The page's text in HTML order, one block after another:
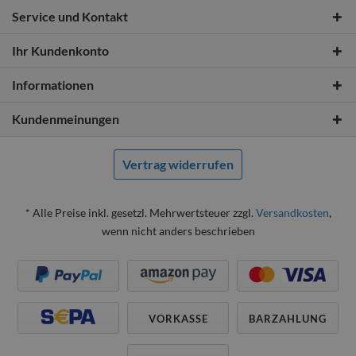
Service und Kontakt
Ihr Kundenkonto
Informationen
Kundenmeinungen
Vertrag widerrufen
* Alle Preise inkl. gesetzl. Mehrwertsteuer zzgl. Versandkosten,
wenn nicht anders beschrieben
VORKASSE BARZAHLUNG